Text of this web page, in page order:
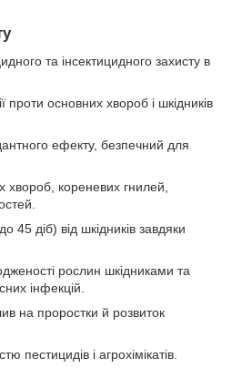
та інсектицидного захисту в
проти основних хвороб і шкідників
ефекту, безпечний для
хвороб, кореневих гнилей,
45 діб) від шкідників завдяки
рослин шкідниками та
інфекцій.
на проростки й розвиток
пестицидів і агрохімікатів.